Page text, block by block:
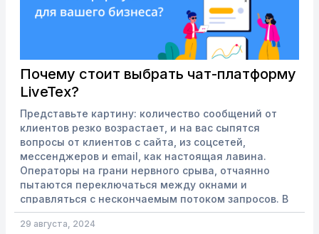
Почему стоит выбрать чат-платформу
LiveTex?
Представьте картину: количество сообщений от
клиентов резко возрастает, и на вас сыпятся
вопросы от клиентов с сайта, из соцсетей,
мессенджеров и email, как настоящая лавина.
Операторы на грани нервного срыва, отчаянно
пытаются переключаться между окнами и
справляться с нескончаемым потоком запросов. В
этот момент клиенты начинают терять терпение,
злиться и в конечном итоге уходят к конкурентам.
29 августа, 2024